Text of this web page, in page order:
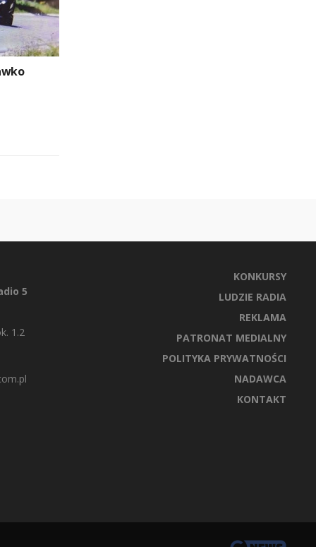
5
1.2
KONKURSY
LUDZIE RADIA
REKLAMA
PATRONAT MEDIALNY
POLITYKA PRYWATNOŚCI
NADAWCA
KONTAKT